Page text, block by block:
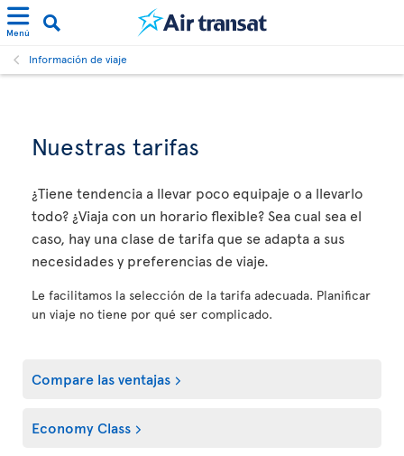
Menú
Información de viaje
Nuestras tarifas
¿Tiene tendencia a llevar poco equipaje o a llevarlo
todo? ¿Viaja con un horario flexible? Sea cual sea el
caso, hay una clase de tarifa que se adapta a sus
necesidades y preferencias de viaje.
Le facilitamos la selección de la tarifa adecuada. Planificar
un viaje no tiene por qué ser complicado.
Compare las ventajas
Economy Class